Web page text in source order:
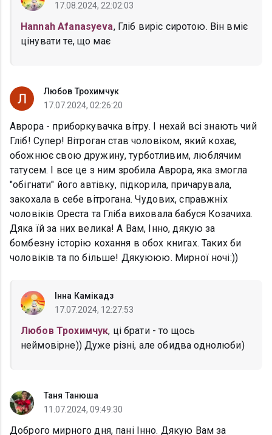
17.08.2024, 22:02:03
Hannah Afanasyeva, Гліб виріс сиротою. Він вміє
цінувати те, що має
Любов Трохимчук
17.07.2024, 02:26:20
Аврора - приборкувачка вітру. І нехай всі знають чий
Гліб! Супер! Вітроган став чоловіком, який кохає,
обожнює свою дружину, турботливим, люблячим
татусем. І все це з ним зробила Аврора, яка змогла
"обігнати" його автівку, підкорила, причарувала,
закохала в себе вітрогана. Чудових, справжніх
чоловіків Ореста та Гліба виховала бабуся Козачиха.
Дяка їй за них велика! А Вам, Інно, дякую за
бомбезну історію кохання в обох книгах. Таких би
чоловіків та по більше! Дякуююю. Мирної ночі:))
Інна Камікадз
17.07.2024, 12:27:53
Любов Трохимчук, ці брати - то щось
неймовірне)) Дуже різні, але обидва однолюби)
Таня Танюша
11.07.2024, 09:49:30
Доброго мирного дня, пані Інно. Дякую Вам за